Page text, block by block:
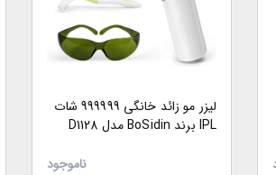
لیزر مو زائد خانگی 999999 شات
IPL برند BoSidin مدل ‎D1128
ناموجود